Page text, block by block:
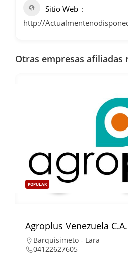
Sitio Web
http://
Otras empresas afiliadas
POPULAR
Agroplus Venezuela C.A.
Barquisimeto - Lara
04122627605